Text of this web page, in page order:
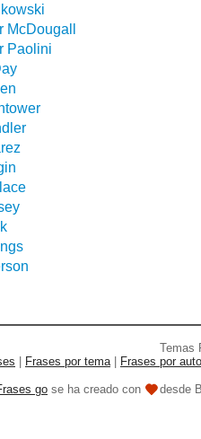
McDougall
Paolini
Temas
Frases por tema Frases por
go se ha creado con desde